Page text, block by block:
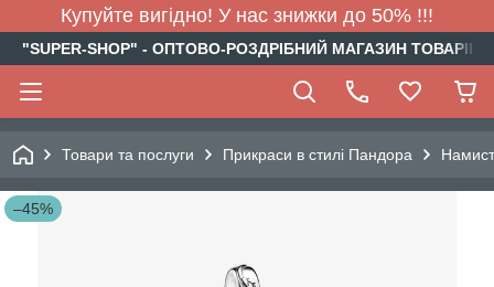
Купуйте вигідно! У нас знижки до 50% !!!
"SUPER-SHOP" - ОПТОВО-РОЗДРІБНИЙ МАГАЗИН
Товари та послуги Прикраси в стилі Пандора
–45%